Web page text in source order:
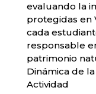
evaluando la
protegidas en
cada
responsable
patrimonio
​Dinámica de
Actividad